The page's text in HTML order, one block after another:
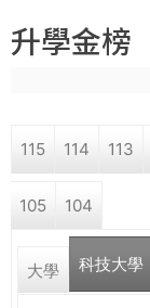
高
學
o
a
r
e
升學金榜
115 114 113
105 104
大學 科技大學